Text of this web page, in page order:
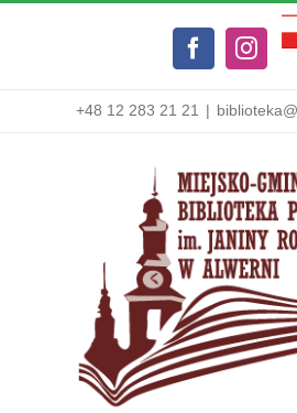
Facebook
+48 12 283 21 21 |